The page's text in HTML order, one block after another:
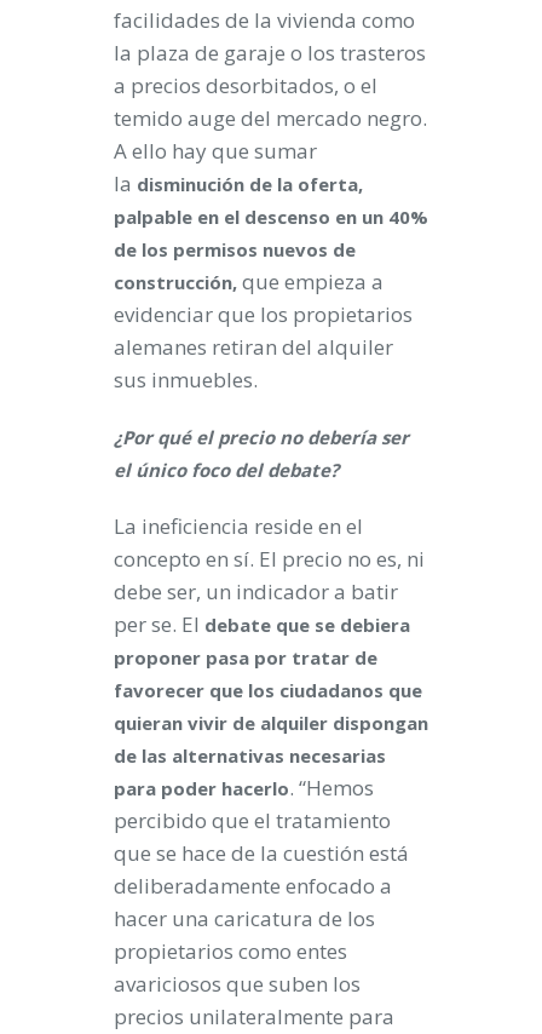
facilidades de la vivienda como
la plaza de garaje o los trasteros
a precios desorbitados, o el
temido auge del mercado negro.
A ello hay que sumar
la disminución de la oferta,
palpable en el descenso en un 40%
de los permisos nuevos de
construcción, que empieza a
evidenciar que los propietarios
alemanes retiran del alquiler
sus inmuebles.
¿Por qué el precio no debería ser
el único foco del debate?
La ineficiencia reside en el
concepto en sí. El precio no es, ni
debe ser, un indicador a batir
per se. El debate que se debiera
proponer pasa por tratar de
favorecer que los ciudadanos que
quieran vivir de alquiler dispongan
de las alternativas necesarias
para poder hacerlo. “Hemos
percibido que el tratamiento
que se hace de la cuestión está
deliberadamente enfocado a
hacer una caricatura de los
propietarios como entes
avariciosos que suben los
precios unilateralmente para